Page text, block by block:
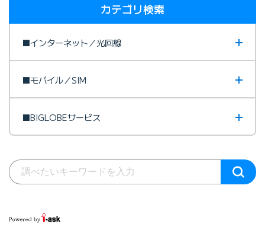
カテゴリ検索
■インターネット／光回線
■モバイル／SIM
■BIGLOBEサービス